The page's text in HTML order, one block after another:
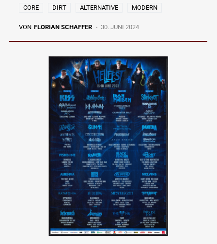
CORE
DIRT ALTERNATIVE MODERN
VON FLORIAN SCHAFFER 30. JUNI 2024